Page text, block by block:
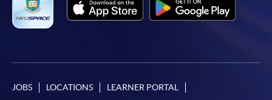
JOBS LOCATIONS LEARNER PORTAL